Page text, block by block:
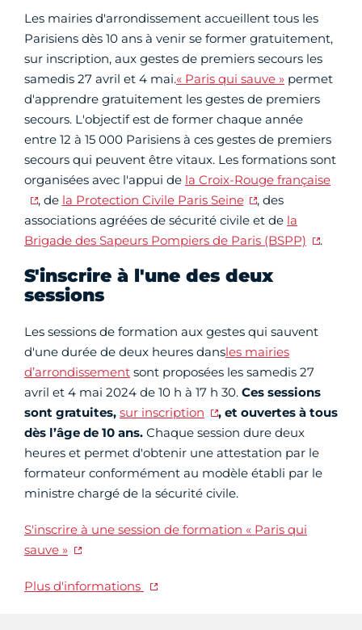
Les mairies d'arrondissement accueillent tous les
Parisiens dès 10 ans à venir se former gratuitement,
sur inscription, aux gestes de premiers secours les
samedis 27 avril et 4 mai.« Paris qui sauve » permet
d'apprendre gratuitement les gestes de premiers
secours. L'objectif est de former chaque année
entre 12 à 15 000 Parisiens à ces gestes de premiers
secours qui peuvent être vitaux. Les formations sont
organisées avec l'appui de la Croix-Rouge française
, de la Protection Civile Paris Seine
, des
associations agréées de sécurité civile et de la
Brigade des Sapeurs Pompiers de Paris (BSPP)
.
S'inscrire à l'une des deux
sessions
Les sessions de formation aux gestes qui sauvent
d'une durée de deux heures dansles mairies
d’arrondissement sont proposées les samedis 27
avril et 4 mai 2024 de 10 h à 17 h 30. Ces sessions
sont gratuites, sur inscription
, et ouvertes à tous
dès l’âge de 10 ans. Chaque session dure deux
heures et permet d'obtenir une attestation par le
formateur conformément au modèle établi par le
ministre chargé de la sécurité civile.
S'inscrire à une session de formation « Paris qui
sauve »
Plus d'informations